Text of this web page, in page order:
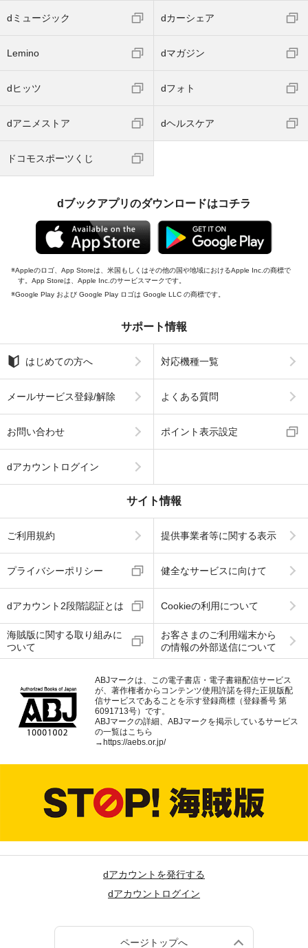
dミュージック dカーシェア
Lemino dマガジン
dヒッツ dフォト
dアニメストア dヘルスケア
ドコモスポーツくじ
dブックアプリのダウンロードはコチラ
Appleのロゴ、App Storeは、米国もしくはその他の国や地域におけるApple Inc.の商標で
す。App Storeは、Apple Inc.のサービスマークです。
Google Play および Google Play ロゴは Google LLC の商標です。
サポート情報
はじめての方へ 対応機種一覧
メールサービス登録/解除 よくある質問
お問い合わせ ポイント表示設定
dアカウントログイン
サイト情報
ご利用規約 提供事業者等に関する表示
プライバシーポリシー 健全なサービスに向けて
dアカウント2段階認証とは Cookieの利用について
海賊版に関する取り組みに
ついて
お客さまのご利用端末から
の情報の外部送信について
ABJマークは、この電子書店・電子書籍配信サービス
が、著作権者からコンテンツ使用許諾を得た正規版配
信サービスであることを示す登録商標（登録番号 第
6091713号）です。
ABJマークの詳細、ABJマークを掲示しているサービス
の一覧はこちら
→ https://aebs.or.jp/
dアカウントを発行する
dアカウントログイン
ページトップへ